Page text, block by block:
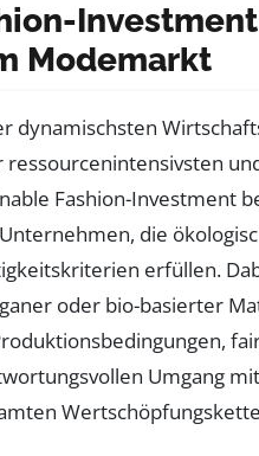
Modemarkt
dynamischsten
ressourcenintensivsten
Fashion-Investment
die
erfüllen.
oder bio-basierter
Umgang mit